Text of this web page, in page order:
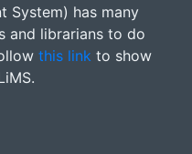
System) has many
and librarians to do
this link to show